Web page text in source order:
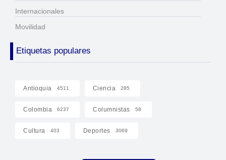
Internacionales
Movilidad
Etiquetas populares
Antioquia 4511 Ciencia 285
Colombia 6237 Columnistas 58
Cultura 403 Deportes 3069